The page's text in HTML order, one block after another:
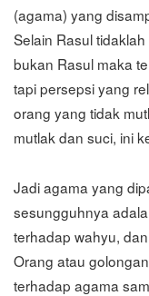
(agama) yang
Selain Rasul
bukan Rasul maka
tapi persepsi yang
orang yang tidak
mutlak dan suci, ini
Jadi agama yang
sesungguhnya
terhadap wahyu,
Orang atau
terhadap agama